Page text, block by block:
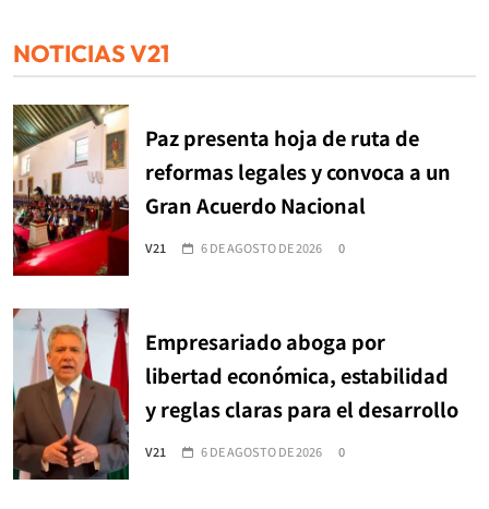
NOTICIAS V21
Paz presenta hoja de ruta de
reformas legales y convoca a un
Gran Acuerdo Nacional
V21 6 DE AGOSTO DE 2026 0
Empresariado aboga por
libertad económica, estabilidad
y reglas claras para el desarrollo
V21 6 DE AGOSTO DE 2026 0